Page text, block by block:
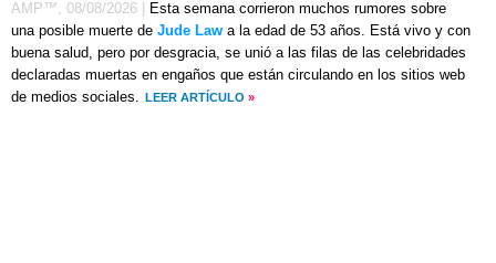
AMP™, 08/08/2026
Esta semana corrieron muchos rumores sobre
una posible muerte de Jude Law a la edad de 53 años. Está vivo y con
buena salud, pero por desgracia, se unió a las filas de las celebridades
declaradas muertas en engaños que están circulando en los sitios web
de medios sociales. LEER ARTÍCULO »